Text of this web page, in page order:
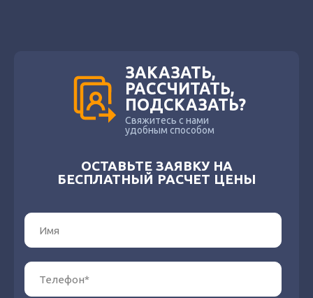
ЗАКАЗАТЬ,
РАССЧИТАТЬ,
ПОДСКАЗАТЬ?
Свяжитесь с нами
удобным способом
ОСТАВЬТЕ ЗАЯВКУ НА
БЕСПЛАТНЫЙ РАСЧЕТ ЦЕНЫ